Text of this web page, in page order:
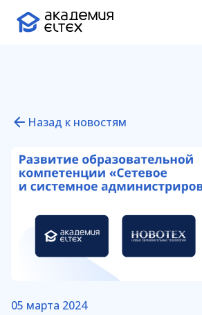
Назад к новостям
05 марта 2024
Проверка
сертификата